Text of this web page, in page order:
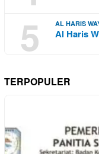
5 AL HARIS
Al Haris
TERPOPULER